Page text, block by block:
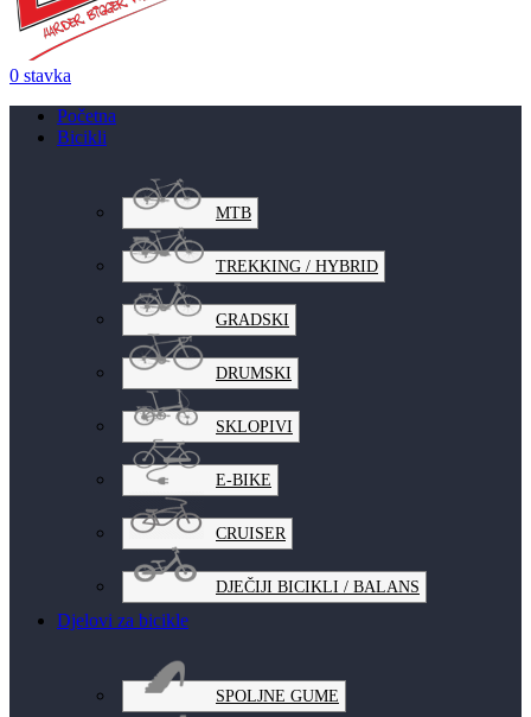
0 stavka
Početna
Bicikli
MTB
TREKKING / HYBRID
GRADSKI
DRUMSKI
SKLOPIVI
E-BIKE
CRUISER
DJEČIJI BICIKLI / BALANS
Djelovi za bicikle
SPOLJNE GUME